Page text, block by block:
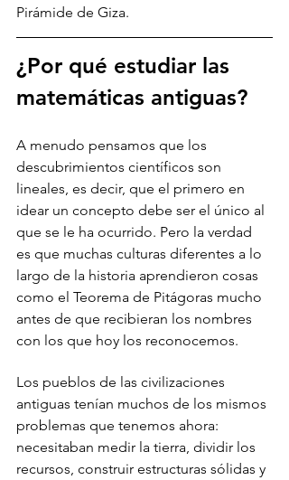
Pirámide de Giza.
¿Por qué estudiar las
matemáticas antiguas?
A menudo pensamos que los
descubrimientos científicos son
lineales, es decir, que el primero en
idear un concepto debe ser el único al
que se le ha ocurrido. Pero la verdad
es que muchas culturas diferentes a lo
largo de la historia aprendieron cosas
como el Teorema de Pitágoras mucho
antes de que recibieran los nombres
con los que hoy los reconocemos.
Los pueblos de las civilizaciones
antiguas tenían muchos de los mismos
problemas que tenemos ahora:
necesitaban medir la tierra, dividir los
recursos, construir estructuras sólidas y